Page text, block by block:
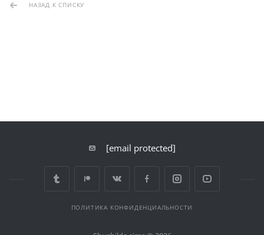
НАЗАД К СПИСКУ
[email protected]
ПОЛИТИКА КОНФИДЕНЦИАЛЬНОСТИ